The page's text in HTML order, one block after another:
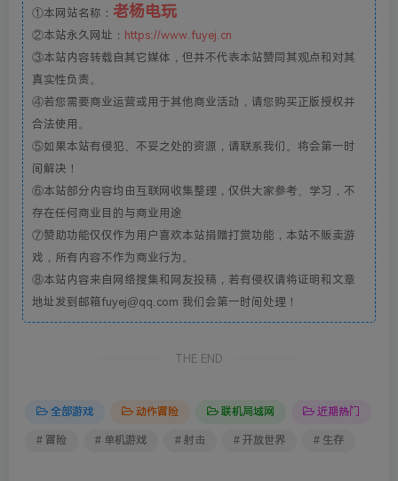
①本网站名称： 老杨电玩
②本站永久网址： https://www.fuyej.cn
③本站内容转载自其它媒体，但并不代表本站赞同其观点和对其
真实性负责。
④若您需要商业运营或用于其他商业活动，请您购买正版授权并
合法使用。
⑤如果本站有侵犯、不妥之处的资源，请联系我们。将会第一时
间解决！
⑥本站部分内容均由互联网收集整理，仅供大家参考、学习，不
存在任何商业目的与商业用途
⑦赞助功能仅仅作为用户喜欢本站捐赠打赏功能，本站不贩卖游
戏，所有内容不作为商业行为。
⑧本站内容来自网络搜集和网友投稿，若有侵权请将证明和文章
地址发到邮箱fuyej@qq.com 我们会第一时间处理！
THE END
全部游戏 动作冒险 联机局域网 近期热门
# 冒险 # 单机游戏 # 射击 # 开放世界 # 生存